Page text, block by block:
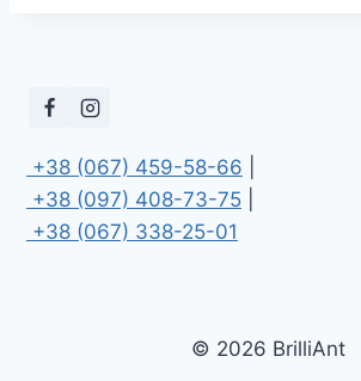
+38 (067) 459-58-66
+38 (097) 408-73-75
+38 (067) 338-25-01
© 2026 BrilliAnt